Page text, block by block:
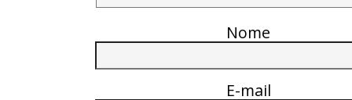
Nome
E-mail